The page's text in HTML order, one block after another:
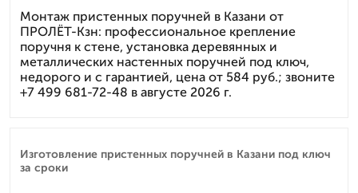
Монтаж пристенных поручней в Казани от
ПРОЛЁТ-Кзн: профессиональное крепление
поручня к стене, установка деревянных и
металлических настенных поручней под ключ,
недорого и с гарантией, цена от 584 руб.; звоните
+7 499 681-72-48 в августе 2026 г.
Изготовление пристенных поручней в Казани под ключ
за сроки